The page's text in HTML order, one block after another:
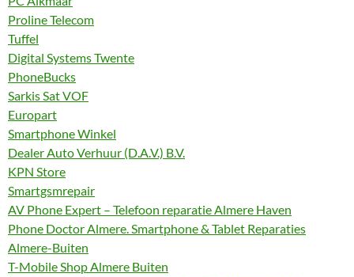
Proline Telecom
Tuffel
Digital Systems Twente
PhoneBucks
Sarkis Sat VOF
Europart
Smartphone Winkel
Dealer Auto Verhuur (D.A.V.) B.V.
KPN Store
Smartgsmrepair
AV Phone Expert – Telefoon reparatie Almere Haven
Phone Doctor Almere. Smartphone & Tablet Reparaties
Almere-Buiten
T-Mobile Shop Almere Buiten